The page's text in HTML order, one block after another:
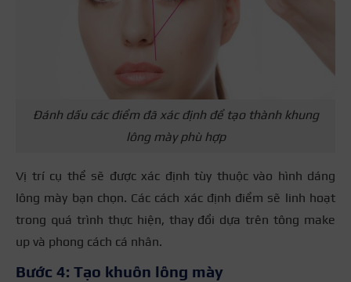
Đánh dấu các điểm đã xác định để tạo thành khung
lông mày phù hợp
Vị trí cụ thể sẽ được xác định tùy thuộc vào hình dáng
lông mày bạn chọn. Các cách xác định điểm sẽ linh hoạt
trong quá trình thực hiện, thay đổi dựa trên tông make
up và phong cách cá nhân.
Bước 4: Tạo khuôn lông mày